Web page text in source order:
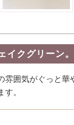
イクグリーン。
雰囲気がぐっと
。